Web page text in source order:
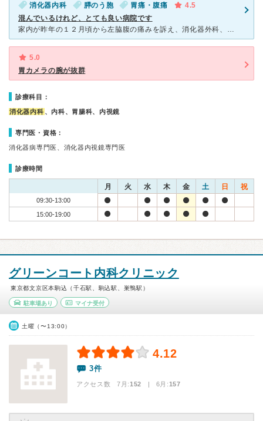
消化器内科 膵のう胞 胃痛・腹痛
4.5
混んでいるけれど、とても良い病院です
家内が昨年の１２月頃から左脇腹の痛みを訴え、消化器外科、整形外科、婦人科、消化器内科に行きましたが、よくわからないと途方に暮れて、こちらの胃腸内科がスマホで評判良さそうなので、行きました。巣鴨駅南口の
5.0
胃カメラの腕が抜群
診療科目：
消化器内科 、内科、胃腸科、内視鏡
専門医・資格：
消化器病専門医、消化器内視鏡専門医
診療時間
月 火 水 木 金 土 日 祝
09:30-13:00
15:00-19:00
グリーンコート内科クリニック
東京都文京区本駒込（千石駅、駒込駅、巣鴨駅）
駐車場あり マイナ受付
土曜（〜13:00）
4.12
3件
アクセス数 7月:152 | 6月:157